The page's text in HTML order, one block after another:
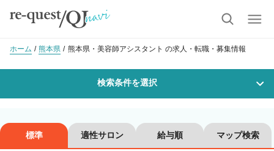
ホーム 熊本県 熊本県・美容師アシスタント の求人・転職・募集情報
検索条件を選択
標準 適性サロン 給与順 マップ検索